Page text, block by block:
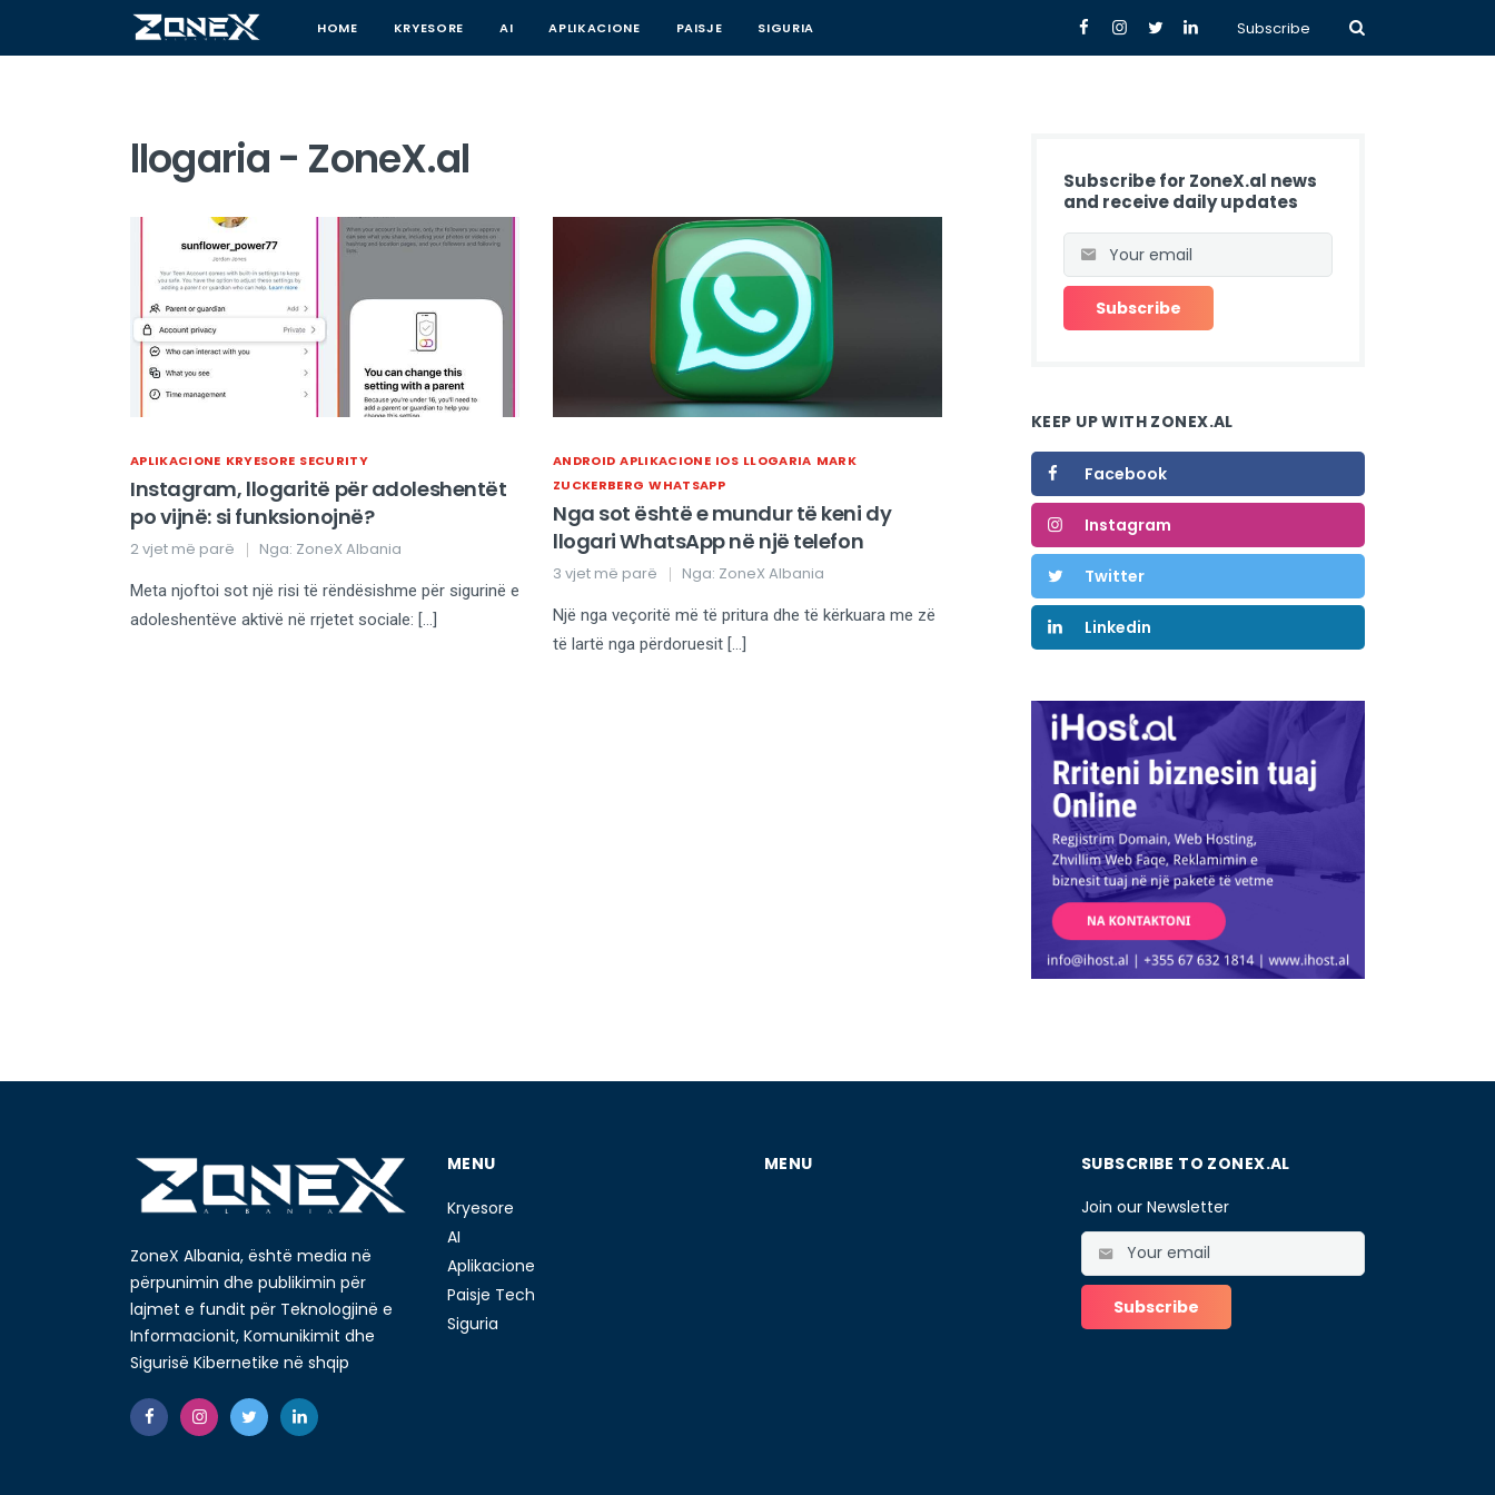
HOME KRYESORE AI APLIKACIONE PAISJE SIGURIA Subscribe
llogaria - ZoneX.al
APLIKACIONE KRYESORE SECURITY
Instagram, llogaritë për adoleshentët
po vijnë: si funksionojnë?
2 vjet më parë Nga: ZoneX Albania
Meta njoftoi sot një risi të rëndësishme për sigurinë e
adoleshentëve aktivë në rrjetet sociale: […]
ANDROID APLIKACIONE IOS LLOGARIA MARK
ZUCKERBERG WHATSAPP
Nga sot është e mundur të keni dy
llogari WhatsApp në një telefon
3 vjet më parë Nga: ZoneX Albania
Një nga veçoritë më të pritura dhe të kërkuara me zë
të lartë nga përdoruesit […]
Subscribe for ZoneX.al news
and receive daily updates
KEEP UP WITH ZONEX.AL
Facebook
Instagram
Twitter
Linkedin
ZoneX Albania, është media në
përpunimin dhe publikimin për
lajmet e fundit për Teknologjinë e
Informacionit, Komunikimit dhe
Sigurisë Kibernetike në shqip
MENU
Kryesore
AI
Aplikacione
Paisje Tech
Siguria
MENU
SUBSCRIBE TO ZONEX.AL
Join our Newsletter